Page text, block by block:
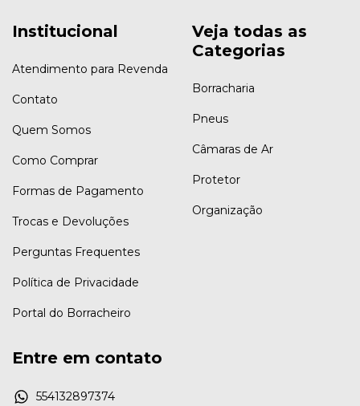
Institucional
Atendimento para Revenda
Contato
Quem Somos
Como Comprar
Formas de Pagamento
Trocas e Devoluções
Perguntas Frequentes
Política de Privacidade
Portal do Borracheiro
Veja todas as
Categorias
Borracharia
Pneus
Câmaras de Ar
Protetor
Organização
Entre em contato
554132897374